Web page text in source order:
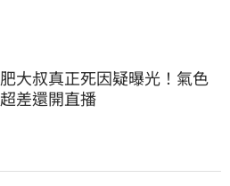
肥大叔真正死因疑曝光！氣色
超差還開直播